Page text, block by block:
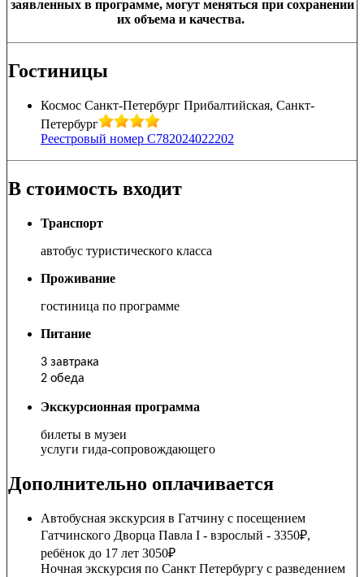
заявленных в программе, могут меняться при сохранении
их объема и качества.
Гостиницы
Космос Санкт-Петербург Прибалтийская, Санкт-
Петербург
Реестровый номер С782024022202
В стоимость входит
Транспорт
автобус туристического класса
Проживание
гостиница по программе
Питание
3 завтрака
2 обеда
Экскурсионная программа
билеты в музеи
услуги гида-сопровождающего
Дополнительно оплачивается
Автобусная экскурсия в Гатчину с посещением
Гатчинского Дворца Павла I - взрослый - 3350₽,
ребёнок до 17 лет 3050₽
Ночная экскурсия по Санкт Петербургу с разведением